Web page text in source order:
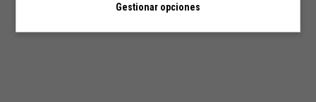
Gestionar opciones